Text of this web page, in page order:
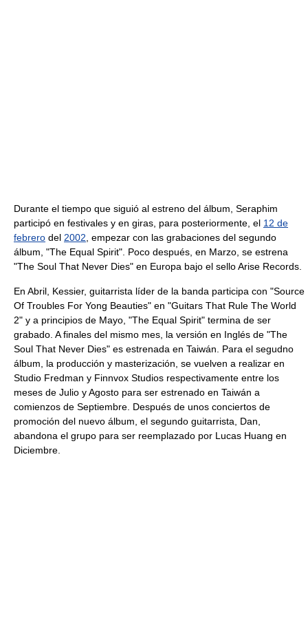
Durante el tiempo que siguió al estreno del álbum, Seraphim
participó en festivales y en giras, para posteriormente, el 12 de
febrero del 2002 , empezar con las grabaciones del segundo
álbum, "The Equal Spirit". Poco después, en Marzo, se estrena
"The Soul That Never Dies" en Europa bajo el sello Arise Records.
En Abril, Kessier, guitarrista líder de la banda participa con "Source
Of Troubles For Yong Beauties" en "Guitars That Rule The World
2" y a principios de Mayo, "The Equal Spirit" termina de ser
grabado. A finales del mismo mes, la versión en Inglés de "The
Soul That Never Dies" es estrenada en Taiwán. Para el segudno
álbum, la producción y masterización, se vuelven a realizar en
Studio Fredman y Finnvox Studios respectivamente entre los
meses de Julio y Agosto para ser estrenado en Taiwán a
comienzos de Septiembre. Después de unos conciertos de
promoción del nuevo álbum, el segundo guitarrista, Dan,
abandona el grupo para ser reemplazado por Lucas Huang en
Diciembre.